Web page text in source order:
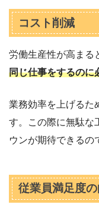
コスト削減
労働生産性が高まる
同じ仕事をするのに
業務効率を上げるた
す。この際に無駄な
ウンが期待できるの
従業員満足度